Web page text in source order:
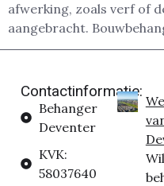
afwerking, zoals verf of
aangebracht.
Contactinformatie:
Behanger
Deventer
KVK:
58037640